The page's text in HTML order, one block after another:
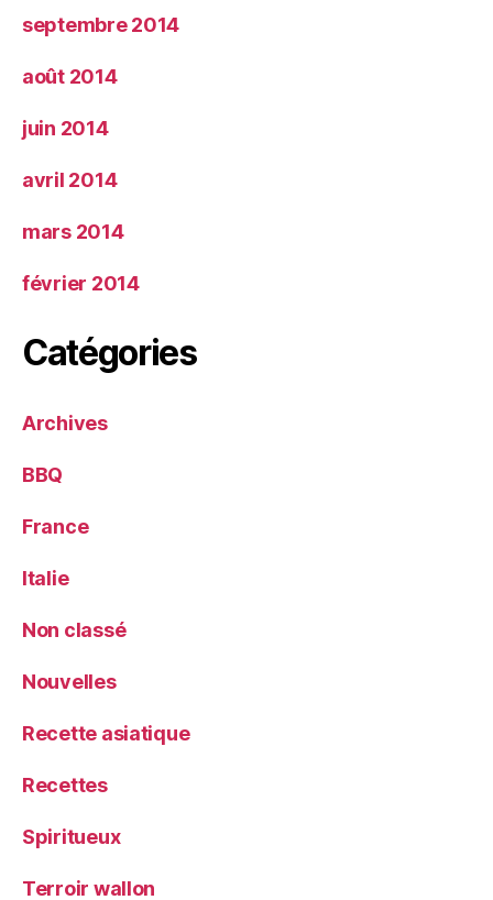
septembre 2014
août 2014
juin 2014
avril 2014
mars 2014
février 2014
Catégories
Archives
BBQ
France
Italie
Non classé
Nouvelles
Recette asiatique
Recettes
Spiritueux
Terroir wallon